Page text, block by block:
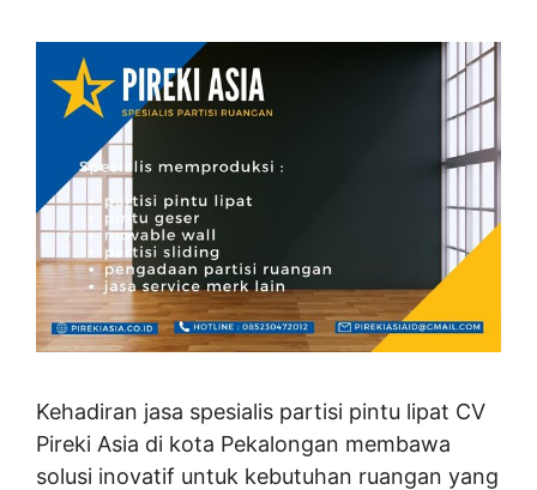
Kehadiran jasa spesialis partisi pintu lipat CV
Pireki Asia di kota Pekalongan membawa
solusi inovatif untuk kebutuhan ruangan yang